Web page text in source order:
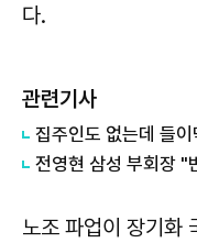
다.
관련기사
노조 파업이 장기화